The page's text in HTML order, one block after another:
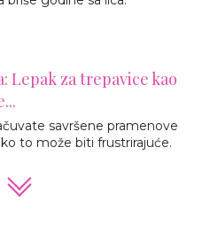
Lepak za trepavice kao
savršene pramenove
to može biti frustrirajuće.